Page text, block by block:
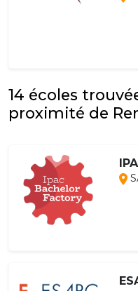
14 écoles
proximité de